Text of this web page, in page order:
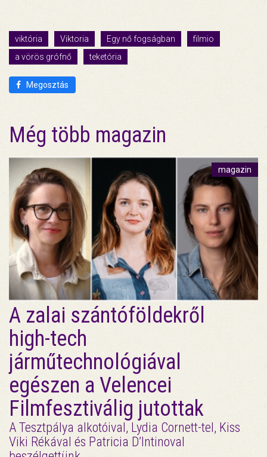
viktória Viktoria Egy nő fogságban
filmio
a vörös grófnő
teketória
Megosztás
Még több magazin
magazin
A zalai szántóföldekről
high-tech
járműtechnológiával
egészen a Velencei
Filmfesztiválig jutottak
A Tesztpálya alkotóival, Lydia Cornett-tel, Kiss
Viki Rékával és Patricia D’Intinoval